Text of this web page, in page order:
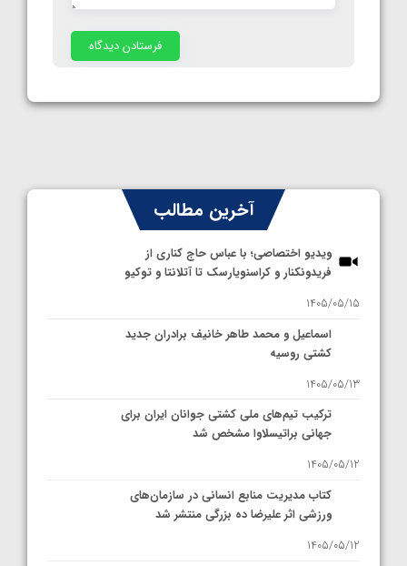
آخرین مطالب
ویدیو اختصاصی؛ با عباس حاج کناری از
فریدونکنار و کراسنویارسک تا آتلانتا و توکیو
1405/05/15
اسماعیل و محمد طاهر خانیف برادران جدید
کشتی روسیه
1405/05/13
ترکیب تیم‌های ملی کشتی جوانان ایران برای
جهانی براتیسلاوا مشخص شد
1405/05/12
کتاب مدیریت منابع انسانی در سازمان‌های
ورزشی اثر علیرضا ده بزرگی منتشر شد
1405/05/12